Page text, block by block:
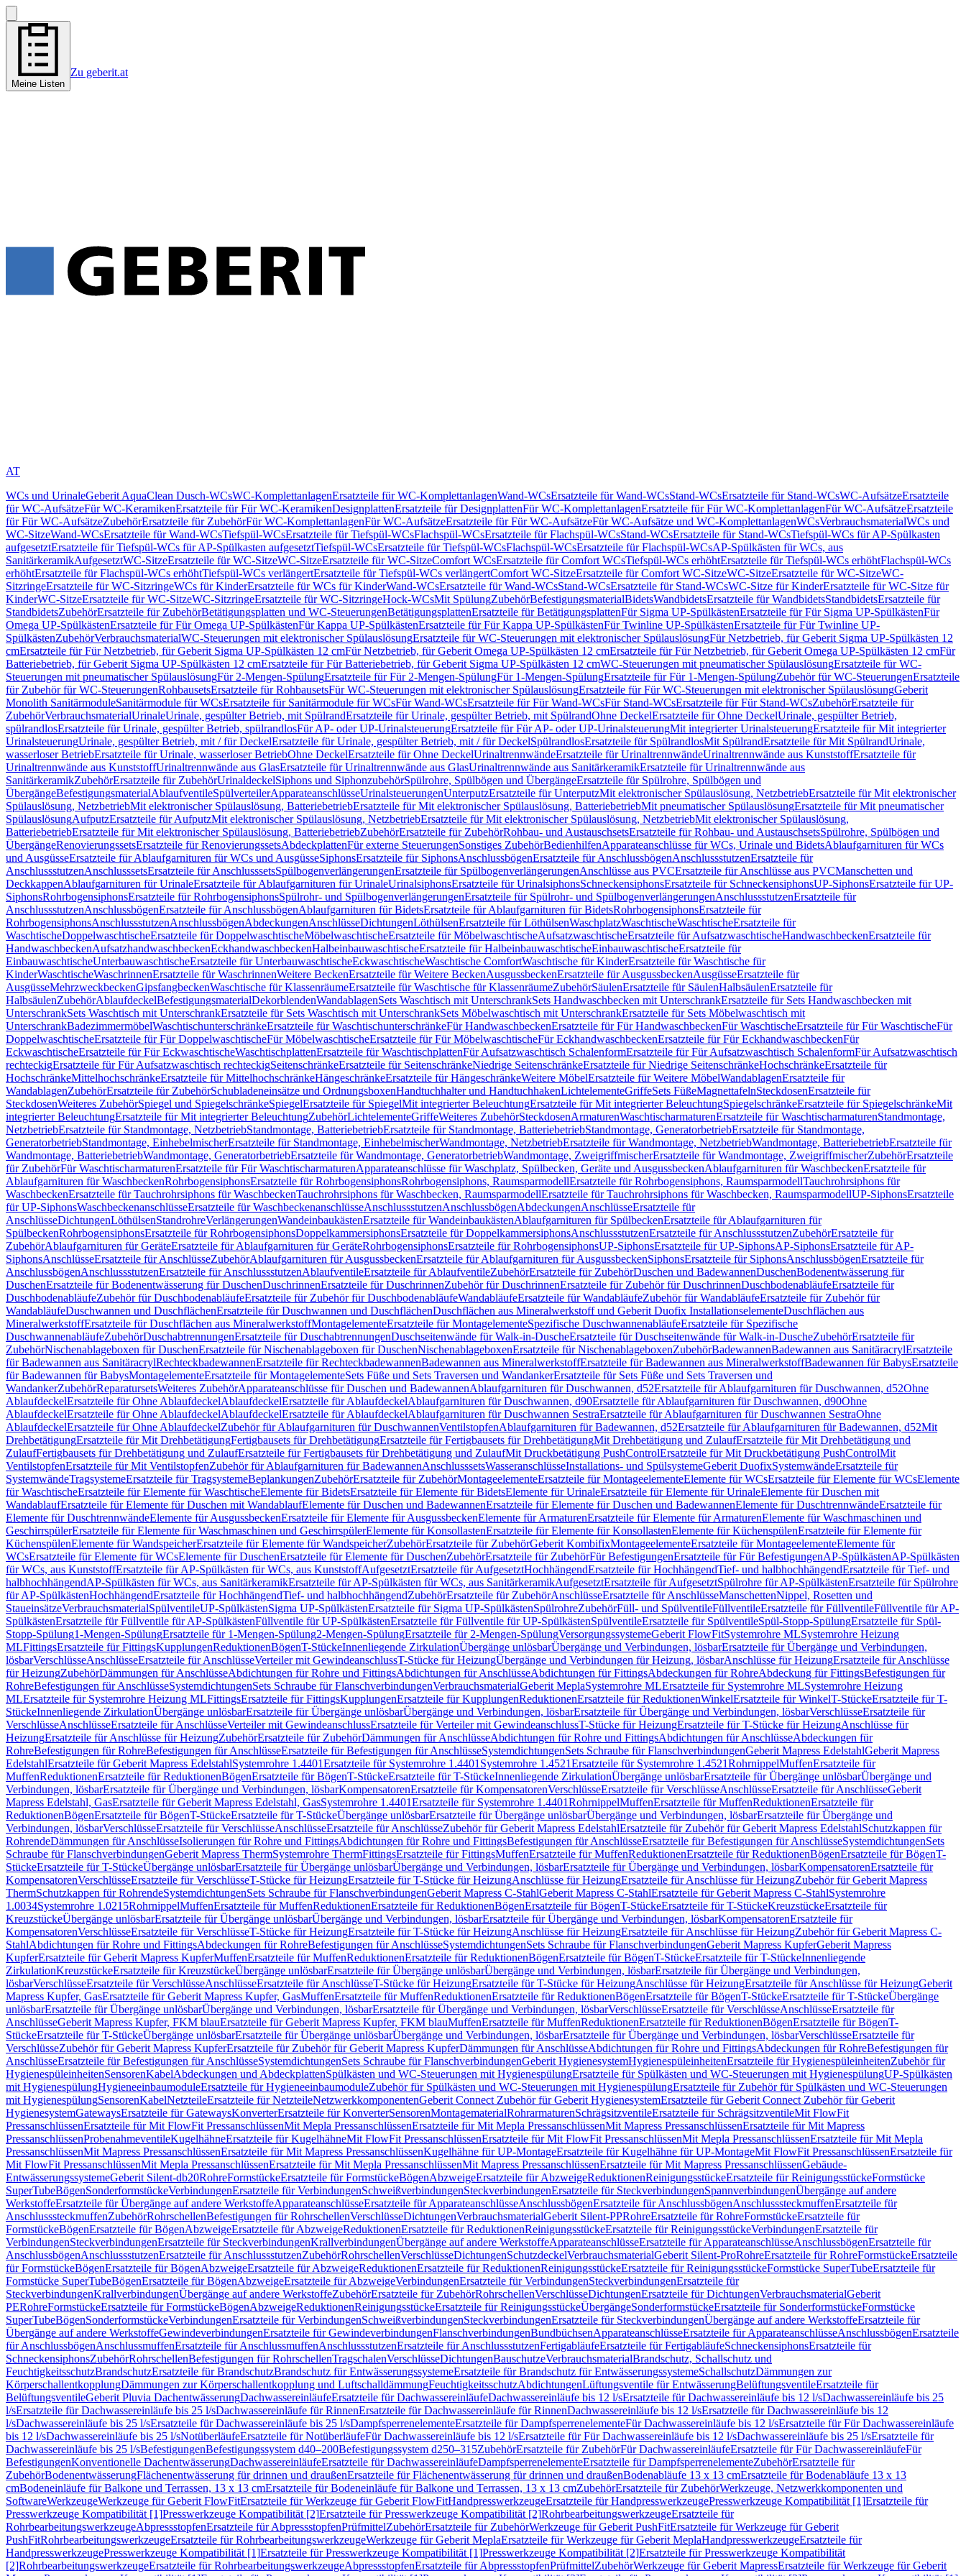
Meine Listen
Zu geberit.at
AT
WCs und UrinaleGeberit AquaClean Dusch-WCsWC-KomplettanlagenErsatzteile für WC-KomplettanlagenWand-WCsErsatzteile für Wand-WCsStand-WCsErsatzteile für Stand-WCsWC-AufsätzeErsatzteile
für WC-AufsätzeFür WC-KeramikenErsatzteile für Für WC-KeramikenDesignplattenErsatzteile für DesignplattenFür WC-KomplettanlagenErsatzteile für Für WC-KomplettanlagenFür WC-AufsätzeErsatzteile
für Für WC-AufsätzeZubehörErsatzteile für ZubehörFür WC-KomplettanlagenFür WC-AufsätzeErsatzteile für Für WC-AufsätzeFür WC-Aufsätze und WC-KomplettanlagenWCsVerbrauchsmaterialWCs und
WC-SitzeWand-WCsErsatzteile für Wand-WCsTiefspül-WCsErsatzteile für Tiefspül-WCsFlachspül-WCsErsatzteile für Flachspül-WCsStand-WCsErsatzteile für Stand-WCsTiefspül-WCs für AP-Spülkasten
aufgesetztErsatzteile für Tiefspül-WCs für AP-Spülkasten aufgesetztTiefspül-WCsErsatzteile für Tiefspül-WCsFlachspül-WCsErsatzteile für Flachspül-WCsAP-Spülkästen für WCs, aus
SanitärkeramikAufgesetztWC-SitzeErsatzteile für WC-SitzeWC-SitzeErsatzteile für WC-SitzeComfort WCsErsatzteile für Comfort WCsTiefspül-WCs erhöhtErsatzteile für Tiefspül-WCs erhöhtFlachspül-WCs
erhöhtErsatzteile für Flachspül-WCs erhöhtTiefspül-WCs verlängertErsatzteile für Tiefspül-WCs verlängertComfort WC-SitzeErsatzteile für Comfort WC-SitzeWC-SitzeErsatzteile für WC-SitzeWC-
SitzringeErsatzteile für WC-SitzringeWCs für KinderErsatzteile für WCs für KinderWand-WCsErsatzteile für Wand-WCsStand-WCsErsatzteile für Stand-WCsWC-Sitze für KinderErsatzteile für WC-Sitze für
KinderWC-SitzeErsatzteile für WC-SitzeWC-SitzringeErsatzteile für WC-SitzringeHock-WCsMit SpülungZubehörBefestigungsmaterialBidetsWandbidetsErsatzteile für WandbidetsStandbidetsErsatzteile für
StandbidetsZubehörErsatzteile für ZubehörBetätigungsplatten und WC-SteuerungenBetätigungsplattenErsatzteile für BetätigungsplattenFür Sigma UP-SpülkästenErsatzteile für Für Sigma UP-SpülkästenFür
Omega UP-SpülkästenErsatzteile für Für Omega UP-SpülkästenFür Kappa UP-SpülkästenErsatzteile für Für Kappa UP-SpülkästenFür Twinline UP-SpülkästenErsatzteile für Für Twinline UP-
SpülkästenZubehörVerbrauchsmaterialWC-Steuerungen mit elektronischer SpülauslösungErsatzteile für WC-Steuerungen mit elektronischer SpülauslösungFür Netzbetrieb, für Geberit Sigma UP-Spülkästen 12
cmErsatzteile für Für Netzbetrieb, für Geberit Sigma UP-Spülkästen 12 cmFür Netzbetrieb, für Geberit Omega UP-Spülkästen 12 cmErsatzteile für Für Netzbetrieb, für Geberit Omega UP-Spülkästen 12 cmFür
Batteriebetrieb, für Geberit Sigma UP-Spülkästen 12 cmErsatzteile für Für Batteriebetrieb, für Geberit Sigma UP-Spülkästen 12 cmWC-Steuerungen mit pneumatischer SpülauslösungErsatzteile für WC-
Steuerungen mit pneumatischer SpülauslösungFür 2-Mengen-SpülungErsatzteile für Für 2-Mengen-SpülungFür 1-Mengen-SpülungErsatzteile für Für 1-Mengen-SpülungZubehör für WC-SteuerungenErsatzteile
für Zubehör für WC-SteuerungenRohbausetsErsatzteile für RohbausetsFür WC-Steuerungen mit elektronischer SpülauslösungErsatzteile für Für WC-Steuerungen mit elektronischer SpülauslösungGeberit
Monolith SanitärmoduleSanitärmodule für WCsErsatzteile für Sanitärmodule für WCsFür Wand-WCsErsatzteile für Für Wand-WCsFür Stand-WCsErsatzteile für Für Stand-WCsZubehörErsatzteile für
ZubehörVerbrauchsmaterialUrinaleUrinale, gespülter Betrieb, mit SpülrandErsatzteile für Urinale, gespülter Betrieb, mit SpülrandOhne DeckelErsatzteile für Ohne DeckelUrinale, gespülter Betrieb,
spülrandlosErsatzteile für Urinale, gespülter Betrieb, spülrandlosFür AP- oder UP-UrinalsteuerungErsatzteile für Für AP- oder UP-UrinalsteuerungMit integrierter UrinalsteuerungErsatzteile für Mit integrierter
UrinalsteuerungUrinale, gespülter Betrieb, mit / für DeckelErsatzteile für Urinale, gespülter Betrieb, mit / für DeckelSpülrandlosErsatzteile für SpülrandlosMit SpülrandErsatzteile für Mit SpülrandUrinale,
wasserloser BetriebErsatzteile für Urinale, wasserloser BetriebOhne DeckelErsatzteile für Ohne DeckelUrinaltrennwändeErsatzteile für UrinaltrennwändeUrinaltrennwände aus KunststoffErsatzteile für
Urinaltrennwände aus KunststoffUrinaltrennwände aus GlasErsatzteile für Urinaltrennwände aus GlasUrinaltrennwände aus SanitärkeramikErsatzteile für Urinaltrennwände aus
SanitärkeramikZubehörErsatzteile für ZubehörUrinaldeckelSiphons und SiphonzubehörSpülrohre, Spülbögen und ÜbergängeErsatzteile für Spülrohre, Spülbögen und
ÜbergängeBefestigungsmaterialAblaufventileSpülverteilerApparateanschlüsseUrinalsteuerungenUnterputzErsatzteile für UnterputzMit elektronischer Spülauslösung, NetzbetriebErsatzteile für Mit elektronischer
Spülauslösung, NetzbetriebMit elektronischer Spülauslösung, BatteriebetriebErsatzteile für Mit elektronischer Spülauslösung, BatteriebetriebMit pneumatischer SpülauslösungErsatzteile für Mit pneumatischer
SpülauslösungAufputzErsatzteile für AufputzMit elektronischer Spülauslösung, NetzbetriebErsatzteile für Mit elektronischer Spülauslösung, NetzbetriebMit elektronischer Spülauslösung,
BatteriebetriebErsatzteile für Mit elektronischer Spülauslösung, BatteriebetriebZubehörErsatzteile für ZubehörRohbau- und AustauschsetsErsatzteile für Rohbau- und AustauschsetsSpülrohre, Spülbögen und
ÜbergängeRenovierungssetsErsatzteile für RenovierungssetsAbdeckplattenFür externe SteuerungenSonstiges ZubehörBedienhilfenApparateanschlüsse für WCs, Urinale und BidetsAblaufgarnituren für WCs
und AusgüsseErsatzteile für Ablaufgarnituren für WCs und AusgüsseSiphonsErsatzteile für SiphonsAnschlussbögenErsatzteile für AnschlussbögenAnschlussstutzenErsatzteile für
AnschlussstutzenAnschlusssetsErsatzteile für AnschlusssetsSpülbogenverlängerungenErsatzteile für SpülbogenverlängerungenAnschlüsse aus PVCErsatzteile für Anschlüsse aus PVCManschetten und
DeckkappenAblaufgarnituren für UrinaleErsatzteile für Ablaufgarnituren für UrinaleUrinalsiphonsErsatzteile für UrinalsiphonsSchneckensiphonsErsatzteile für SchneckensiphonsUP-SiphonsErsatzteile für UP-
SiphonsRohrbogensiphonsErsatzteile für RohrbogensiphonsSpülrohr- und SpülbogenverlängerungenErsatzteile für Spülrohr- und SpülbogenverlängerungenAnschlussstutzenErsatzteile für
AnschlussstutzenAnschlussbögenErsatzteile für AnschlussbögenAblaufgarnituren für BidetsErsatzteile für Ablaufgarnituren für BidetsRohrbogensiphonsErsatzteile für
RohrbogensiphonsAnschlussstutzenAnschlussbögenAbdeckungenAnschlüsseDichtungenLöthülsenErsatzteile für LöthülsenWaschplatzWaschtischeWaschtischeErsatzteile für
WaschtischeDoppelwaschtischeErsatzteile für DoppelwaschtischeMöbelwaschtischeErsatzteile für MöbelwaschtischeAufsatzwaschtischeErsatzteile für AufsatzwaschtischeHandwaschbeckenErsatzteile für
HandwaschbeckenAufsatzhandwaschbeckenEckhandwaschbeckenHalbeinbauwaschtischeErsatzteile für HalbeinbauwaschtischeEinbauwaschtischeErsatzteile für
EinbauwaschtischeUnterbauwaschtischeErsatzteile für UnterbauwaschtischeEckwaschtischeWaschtische ComfortWaschtische für KinderErsatzteile für Waschtische für
KinderWaschtischeWaschrinnenErsatzteile für WaschrinnenWeitere BeckenErsatzteile für Weitere BeckenAusgussbeckenErsatzteile für AusgussbeckenAusgüsseErsatzteile für
AusgüsseMehrzweckbeckenGipsfangbeckenWaschtische für KlassenräumeErsatzteile für Waschtische für KlassenräumeZubehörSäulenErsatzteile für SäulenHalbsäulenErsatzteile für
HalbsäulenZubehörAblaufdeckelBefestigungsmaterialDekorblendenWandablagenSets Waschtisch mit UnterschrankSets Handwaschbecken mit UnterschrankErsatzteile für Sets Handwaschbecken mit
UnterschrankSets Waschtisch mit UnterschrankErsatzteile für Sets Waschtisch mit UnterschrankSets Möbelwaschtisch mit UnterschrankErsatzteile für Sets Möbelwaschtisch mit
UnterschrankBadezimmermöbelWaschtischunterschränkeErsatzteile für WaschtischunterschränkeFür HandwaschbeckenErsatzteile für Für HandwaschbeckenFür WaschtischeErsatzteile für Für WaschtischeFür
DoppelwaschtischeErsatzteile für Für DoppelwaschtischeFür MöbelwaschtischeErsatzteile für Für MöbelwaschtischeFür EckhandwaschbeckenErsatzteile für Für EckhandwaschbeckenFür
EckwaschtischeErsatzteile für Für EckwaschtischeWaschtischplattenErsatzteile für WaschtischplattenFür Aufsatzwaschtisch SchalenformErsatzteile für Für Aufsatzwaschtisch SchalenformFür Aufsatzwaschtisch
rechteckigErsatzteile für Für Aufsatzwaschtisch rechteckigSeitenschränkeErsatzteile für SeitenschränkeNiedrige SeitenschränkeErsatzteile für Niedrige SeitenschränkeHochschränkeErsatzteile für
HochschränkeMittelhochschränkeErsatzteile für MittelhochschränkeHängeschränkeErsatzteile für HängeschränkeWeitere MöbelErsatzteile für Weitere MöbelWandablagenErsatzteile für
WandablagenZubehörErsatzteile für ZubehörSchubladeneinsätze und OrdnungsboxenHandtuchhalter und HandtuchhakenLichtelementeGriffeSets FüßeMagnettafelnSteckdosenErsatzteile für
SteckdosenWeiteres ZubehörSpiegel und SpiegelschränkeSpiegelErsatzteile für SpiegelMit integrierter BeleuchtungErsatzteile für Mit integrierter BeleuchtungSpiegelschränkeErsatzteile für SpiegelschränkeMit
integrierter BeleuchtungErsatzteile für Mit integrierter BeleuchtungZubehörLichtelementeGriffeWeiteres ZubehörSteckdosenArmaturenWaschtischarmaturenErsatzteile für WaschtischarmaturenStandmontage,
NetzbetriebErsatzteile für Standmontage, NetzbetriebStandmontage, BatteriebetriebErsatzteile für Standmontage, BatteriebetriebStandmontage, GeneratorbetriebErsatzteile für Standmontage,
GeneratorbetriebStandmontage, EinhebelmischerErsatzteile für Standmontage, EinhebelmischerWandmontage, NetzbetriebErsatzteile für Wandmontage, NetzbetriebWandmontage, BatteriebetriebErsatzteile für
Wandmontage, BatteriebetriebWandmontage, GeneratorbetriebErsatzteile für Wandmontage, GeneratorbetriebWandmontage, ZweigriffmischerErsatzteile für Wandmontage, ZweigriffmischerZubehörErsatzteile
für ZubehörFür WaschtischarmaturenErsatzteile für Für WaschtischarmaturenApparateanschlüsse für Waschplatz, Spülbecken, Geräte und AusgussbeckenAblaufgarnituren für WaschbeckenErsatzteile für
Ablaufgarnituren für WaschbeckenRohrbogensiphonsErsatzteile für RohrbogensiphonsRohrbogensiphons, RaumsparmodellErsatzteile für Rohrbogensiphons, RaumsparmodellTauchrohrsiphons für
WaschbeckenErsatzteile für Tauchrohrsiphons für WaschbeckenTauchrohrsiphons für Waschbecken, RaumsparmodellErsatzteile für Tauchrohrsiphons für Waschbecken, RaumsparmodellUP-SiphonsErsatzteile
für UP-SiphonsWaschbeckenanschlüsseErsatzteile für WaschbeckenanschlüsseAnschlussstutzenAnschlussbögenAbdeckungenAnschlüsseErsatzteile für
AnschlüsseDichtungenLöthülsenStandrohreVerlängerungenWandeinbaukästenErsatzteile für WandeinbaukästenAblaufgarnituren für SpülbeckenErsatzteile für Ablaufgarnituren für
SpülbeckenRohrbogensiphonsErsatzteile für RohrbogensiphonsDoppelkammersiphonsErsatzteile für DoppelkammersiphonsAnschlussstutzenErsatzteile für AnschlussstutzenZubehörErsatzteile für
ZubehörAblaufgarnituren für GeräteErsatzteile für Ablaufgarnituren für GeräteRohrbogensiphonsErsatzteile für RohrbogensiphonsUP-SiphonsErsatzteile für UP-SiphonsAP-SiphonsErsatzteile für AP-
SiphonsAnschlüsseErsatzteile für AnschlüsseZubehörAblaufgarnituren für AusgussbeckenErsatzteile für Ablaufgarnituren für AusgussbeckenSiphonsErsatzteile für SiphonsAnschlussbögenErsatzteile für
AnschlussbögenAnschlussstutzenErsatzteile für AnschlussstutzenAblaufventileErsatzteile für AblaufventileZubehörErsatzteile für ZubehörDuschen und BadewannenDuschenBodenentwässerung für
DuschenErsatzteile für Bodenentwässerung für DuschenDuschrinnenErsatzteile für DuschrinnenZubehör für DuschrinnenErsatzteile für Zubehör für DuschrinnenDuschbodenabläufeErsatzteile für
DuschbodenabläufeZubehör für DuschbodenabläufeErsatzteile für Zubehör für DuschbodenabläufeWandabläufeErsatzteile für WandabläufeZubehör für WandabläufeErsatzteile für Zubehör für
WandabläufeDuschwannen und DuschflächenErsatzteile für Duschwannen und DuschflächenDuschflächen aus Mineralwerkstoff und Geberit Duofix InstallationselementeDuschflächen aus
MineralwerkstoffErsatzteile für Duschflächen aus MineralwerkstoffMontagelementeErsatzteile für MontagelementeSpezifische DuschwannenabläufeErsatzteile für Spezifische
DuschwannenabläufeZubehörDuschabtrennungenErsatzteile für DuschabtrennungenDuschseitenwände für Walk-in-DuscheErsatzteile für Duschseitenwände für Walk-in-DuscheZubehörErsatzteile für
ZubehörNischenablageboxen für DuschenErsatzteile für Nischenablageboxen für DuschenNischenablageboxenErsatzteile für NischenablageboxenZubehörBadewannenBadewannen aus SanitäracrylErsatzteile
für Badewannen aus SanitäracrylRechteckbadewannenErsatzteile für RechteckbadewannenBadewannen aus MineralwerkstoffErsatzteile für Badewannen aus MineralwerkstoffBadewannen für BabysErsatzteile
für Badewannen für BabysMontagelementeErsatzteile für MontagelementeSets Füße und Sets Traversen und WandankerErsatzteile für Sets Füße und Sets Traversen und
WandankerZubehörReparatursetsWeiteres ZubehörApparateanschlüsse für Duschen und BadewannenAblaufgarnituren für Duschwannen, d52Ersatzteile für Ablaufgarnituren für Duschwannen, d52Ohne
AblaufdeckelErsatzteile für Ohne AblaufdeckelAblaufdeckelErsatzteile für AblaufdeckelAblaufgarnituren für Duschwannen, d90Ersatzteile für Ablaufgarnituren für Duschwannen, d90Ohne
AblaufdeckelErsatzteile für Ohne AblaufdeckelAblaufdeckelErsatzteile für AblaufdeckelAblaufgarnituren für Duschwannen SestraErsatzteile für Ablaufgarnituren für Duschwannen SestraOhne
AblaufdeckelErsatzteile für Ohne AblaufdeckelZubehör für Ablaufgarnituren für DuschwannenVentilstopfenAblaufgarnituren für Badewannen, d52Ersatzteile für Ablaufgarnituren für Badewannen, d52Mit
DrehbetätigungErsatzteile für Mit DrehbetätigungFertigbausets für DrehbetätigungErsatzteile für Fertigbausets für DrehbetätigungMit Drehbetätigung und ZulaufErsatzteile für Mit Drehbetätigung und
ZulaufFertigbausets für Drehbetätigung und ZulaufErsatzteile für Fertigbausets für Drehbetätigung und ZulaufMit Druckbetätigung PushControlErsatzteile für Mit Druckbetätigung PushControlMit
VentilstopfenErsatzteile für Mit VentilstopfenZubehör für Ablaufgarnituren für BadewannenAnschlusssetsWasseranschlüsseInstallations- und SpülsystemeGeberit DuofixSystemwändeErsatzteile für
SystemwändeTragsystemeErsatzteile für TragsystemeBeplankungenZubehörErsatzteile für ZubehörMontageelementeErsatzteile für MontageelementeElemente für WCsErsatzteile für Elemente für WCsElemente
für WaschtischeErsatzteile für Elemente für WaschtischeElemente für BidetsErsatzteile für Elemente für BidetsElemente für UrinaleErsatzteile für Elemente für UrinaleElemente für Duschen mit
WandablaufErsatzteile für Elemente für Duschen mit WandablaufElemente für Duschen und BadewannenErsatzteile für Elemente für Duschen und BadewannenElemente für DuschtrennwändeErsatzteile für
Elemente für DuschtrennwändeElemente für AusgussbeckenErsatzteile für Elemente für AusgussbeckenElemente für ArmaturenErsatzteile für Elemente für ArmaturenElemente für Waschmaschinen und
GeschirrspülerErsatzteile für Elemente für Waschmaschinen und GeschirrspülerElemente für KonsollastenErsatzteile für Elemente für KonsollastenElemente für KüchenspülenErsatzteile für Elemente für
KüchenspülenElemente für WandspeicherErsatzteile für Elemente für WandspeicherZubehörErsatzteile für ZubehörGeberit KombifixMontageelementeErsatzteile für MontageelementeElemente für
WCsErsatzteile für Elemente für WCsElemente für DuschenErsatzteile für Elemente für DuschenZubehörErsatzteile für ZubehörFür BefestigungenErsatzteile für Für BefestigungenAP-SpülkästenAP-Spülkästen
für WCs, aus KunststoffErsatzteile für AP-Spülkästen für WCs, aus KunststoffAufgesetztErsatzteile für AufgesetztHochhängendErsatzteile für HochhängendTief- und halbhochhängendErsatzteile für Tief- und
halbhochhängendAP-Spülkästen für WCs, aus SanitärkeramikErsatzteile für AP-Spülkästen für WCs, aus SanitärkeramikAufgesetztErsatzteile für AufgesetztSpülrohre für AP-SpülkästenErsatzteile für Spülrohre
für AP-SpülkästenHochhängendErsatzteile für HochhängendTief- und halbhochhängendZubehörErsatzteile für ZubehörAnschlüsseErsatzteile für AnschlüsseManschettenNippel, Rosetten und
StaueinsätzeVerbrauchsmaterialSpülventileUP-SpülkästenSigma UP-SpülkästenErsatzteile für Sigma UP-SpülkästenSpülrohreZubehörFüll- und SpülventileFüllventileErsatzteile für FüllventileFüllventile für AP-
SpülkästenErsatzteile für Füllventile für AP-SpülkästenFüllventile für UP-SpülkästenErsatzteile für Füllventile für UP-SpülkästenSpülventileErsatzteile für SpülventileSpül-Stopp-SpülungErsatzteile für Spül-
Stopp-Spülung1-Mengen-SpülungErsatzteile für 1-Mengen-Spülung2-Mengen-SpülungErsatzteile für 2-Mengen-SpülungVersorgungssystemeGeberit FlowFitSystemrohre MLSystemrohre Heizung
MLFittingsErsatzteile für FittingsKupplungenReduktionenBögenT-StückeInnenliegende ZirkulationÜbergänge unlösbarÜbergänge und Verbindungen, lösbarErsatzteile für Übergänge und Verbindungen,
lösbarVerschlüsseAnschlüsseErsatzteile für AnschlüsseVerteiler mit GewindeanschlussT-Stücke für HeizungÜbergänge und Verbindungen für Heizung, lösbarAnschlüsse für HeizungErsatzteile für Anschlüsse
für HeizungZubehörDämmungen für AnschlüsseAbdichtungen für Rohre und FittingsAbdichtungen für AnschlüsseAbdichtungen für FittingsAbdeckungen für RohreAbdeckung für FittingsBefestigungen für
RohreBefestigungen für AnschlüsseSystemdichtungenSets Schraube für FlanschverbindungenVerbrauchsmaterialGeberit MeplaSystemrohre MLErsatzteile für Systemrohre MLSystemrohre Heizung
MLErsatzteile für Systemrohre Heizung MLFittingsErsatzteile für FittingsKupplungenErsatzteile für KupplungenReduktionenErsatzteile für ReduktionenWinkelErsatzteile für WinkelT-StückeErsatzteile für T-
StückeInnenliegende ZirkulationÜbergänge unlösbarErsatzteile für Übergänge unlösbarÜbergänge und Verbindungen, lösbarErsatzteile für Übergänge und Verbindungen, lösbarVerschlüsseErsatzteile für
VerschlüsseAnschlüsseErsatzteile für AnschlüsseVerteiler mit GewindeanschlussErsatzteile für Verteiler mit GewindeanschlussT-Stücke für HeizungErsatzteile für T-Stücke für HeizungAnschlüsse für
HeizungErsatzteile für Anschlüsse für HeizungZubehörErsatzteile für ZubehörDämmungen für AnschlüsseAbdichtungen für Rohre und FittingsAbdichtungen für AnschlüsseAbdeckungen für
RohreBefestigungen für RohreBefestigungen für AnschlüsseErsatzteile für Befestigungen für AnschlüsseSystemdichtungenSets Schraube für FlanschverbindungenGeberit Mapress EdelstahlGeberit Mapress
EdelstahlErsatzteile für Geberit Mapress EdelstahlSystemrohre 1.4401Ersatzteile für Systemrohre 1.4401 Systemrohre 1.4521Ersatzteile für Systemrohre 1.4521RohrnippelMuffenErsatzteile für
MuffenReduktionenErsatzteile für ReduktionenBögenErsatzteile für BögenT-StückeErsatzteile für T-StückeInnenliegende ZirkulationÜbergänge unlösbarErsatzteile für Übergänge unlösbarÜbergänge und
Verbindungen, lösbarErsatzteile für Übergänge und Verbindungen, lösbarKompensatorenErsatzteile für KompensatorenVerschlüsseErsatzteile für VerschlüsseAnschlüsseErsatzteile für AnschlüsseGeberit
Mapress Edelstahl, GasErsatzteile für Geberit Mapress Edelstahl, GasSystemrohre 1.4401Ersatzteile für Systemrohre 1.4401RohrnippelMuffenErsatzteile für MuffenReduktionenErsatzteile für
ReduktionenBögenErsatzteile für BögenT-StückeErsatzteile für T-StückeÜbergänge unlösbarErsatzteile für Übergänge unlösbarÜbergänge und Verbindungen, lösbarErsatzteile für Übergänge und
Verbindungen, lösbarVerschlüsseErsatzteile für VerschlüsseAnschlüsseErsatzteile für AnschlüsseZubehör für Geberit Mapress EdelstahlErsatzteile für Zubehör für Geberit Mapress EdelstahlSchutzkappen für
RohrendeDämmungen für AnschlüsseIsolierungen für Rohre und FittingsAbdichtungen für Rohre und FittingsBefestigungen für AnschlüsseErsatzteile für Befestigungen für AnschlüsseSystemdichtungenSets
Schraube für FlanschverbindungenGeberit Mapress ThermSystemrohre ThermFittingsErsatzteile für FittingsMuffenErsatzteile für MuffenReduktionenErsatzteile für ReduktionenBögenErsatzteile für BögenT-
StückeErsatzteile für T-StückeÜbergänge unlösbarErsatzteile für Übergänge unlösbarÜbergänge und Verbindungen, lösbarErsatzteile für Übergänge und Verbindungen, lösbarKompensatorenErsatzteile für
KompensatorenVerschlüsseErsatzteile für VerschlüsseT-Stücke für HeizungErsatzteile für T-Stücke für HeizungAnschlüsse für HeizungErsatzteile für Anschlüsse für HeizungZubehör für Geberit Mapress
ThermSchutzkappen für RohrendeSystemdichtungenSets Schraube für FlanschverbindungenGeberit Mapress C-StahlGeberit Mapress C-StahlErsatzteile für Geberit Mapress C-StahlSystemrohre
1.0034Systemrohre 1.0215RohrnippelMuffenErsatzteile für MuffenReduktionenErsatzteile für ReduktionenBögenErsatzteile für BögenT-StückeErsatzteile für T-StückeKreuzstückeErsatzteile für
KreuzstückeÜbergänge unlösbarErsatzteile für Übergänge unlösbarÜbergänge und Verbindungen, lösbarErsatzteile für Übergänge und Verbindungen, lösbarKompensatorenErsatzteile für
KompensatorenVerschlüsseErsatzteile für VerschlüsseT-Stücke für HeizungErsatzteile für T-Stücke für HeizungAnschlüsse für HeizungErsatzteile für Anschlüsse für HeizungZubehör für Geberit Mapress C-
StahlAbdichtungen für Rohre und FittingsAbdeckungen für RohreBefestigungen für AnschlüsseSystemdichtungenSets Schraube für FlanschverbindungenGeberit Mapress KupferGeberit Mapress
KupferErsatzteile für Geberit Mapress KupferMuffenErsatzteile für MuffenReduktionenErsatzteile für ReduktionenBögenErsatzteile für BögenT-StückeErsatzteile für T-StückeInnenliegende
ZirkulationKreuzstückeErsatzteile für KreuzstückeÜbergänge unlösbarErsatzteile für Übergänge unlösbarÜbergänge und Verbindungen, lösbarErsatzteile für Übergänge und Verbindungen,
lösbarVerschlüsseErsatzteile für VerschlüsseAnschlüsseErsatzteile für AnschlüsseT-Stücke für HeizungErsatzteile für T-Stücke für HeizungAnschlüsse für HeizungErsatzteile für Anschlüsse für HeizungGeberit
Mapress Kupfer, GasErsatzteile für Geberit Mapress Kupfer, GasMuffenErsatzteile für MuffenReduktionenErsatzteile für ReduktionenBögenErsatzteile für BögenT-StückeErsatzteile für T-StückeÜbergänge
unlösbarErsatzteile für Übergänge unlösbarÜbergänge und Verbindungen, lösbarErsatzteile für Übergänge und Verbindungen, lösbarVerschlüsseErsatzteile für VerschlüsseAnschlüsseErsatzteile für
AnschlüsseGeberit Mapress Kupfer, FKM blauErsatzteile für Geberit Mapress Kupfer, FKM blauMuffenErsatzteile für MuffenReduktionenErsatzteile für ReduktionenBögenErsatzteile für BögenT-
StückeErsatzteile für T-StückeÜbergänge unlösbarErsatzteile für Übergänge unlösbarÜbergänge und Verbindungen, lösbarErsatzteile für Übergänge und Verbindungen, lösbarVerschlüsseErsatzteile für
VerschlüsseZubehör für Geberit Mapress KupferErsatzteile für Zubehör für Geberit Mapress KupferDämmungen für AnschlüsseAbdichtungen für Rohre und FittingsAbdeckungen für RohreBefestigungen für
AnschlüsseErsatzteile für Befestigungen für AnschlüsseSystemdichtungenSets Schraube für FlanschverbindungenGeberit HygienesystemHygienespüleinheitenErsatzteile für HygienespüleinheitenZubehör für
HygienespüleinheitenSensorenKabelAbdeckungen und AbdeckplattenSpülkästen und WC-Steuerungen mit HygienespülungErsatzteile für Spülkästen und WC-Steuerungen mit HygienespülungUP-Spülkästen
mit HygienespülungHygieneeinbaumoduleErsatzteile für HygieneeinbaumoduleZubehör für Spülkästen und WC-Steuerungen mit HygienespülungErsatzteile für Zubehör für Spülkästen und WC-Steuerungen
mit HygienespülungSensorenKabelNetzteileErsatzteile für NetzteileNetzwerkkomponentenGeberit Connect Zubehör für Geberit HygienesystemErsatzteile für Geberit Connect Zubehör für Geberit
HygienesystemGatewaysErsatzteile für GatewaysKonverterErsatzteile für KonverterSensorenMontagematerialRohrarmaturenSchrägsitzventileErsatzteile für SchrägsitzventileMit FlowFit
PressanschlüssenErsatzteile für Mit FlowFit PressanschlüssenMit Mepla PressanschlüssenErsatzteile für Mit Mepla PressanschlüssenMit Mapress PressanschlüssenErsatzteile für Mit Mapress
PressanschlüssenProbenahmeventileKugelhähneErsatzteile für KugelhähneMit FlowFit PressanschlüssenErsatzteile für Mit FlowFit PressanschlüssenMit Mepla PressanschlüssenErsatzteile für Mit Mepla
PressanschlüssenMit Mapress PressanschlüssenErsatzteile für Mit Mapress PressanschlüssenKugelhähne für UP-MontageErsatzteile für Kugelhähne für UP-MontageMit FlowFit PressanschlüssenErsatzteile für
Mit FlowFit PressanschlüssenMit Mepla PressanschlüssenErsatzteile für Mit Mepla PressanschlüssenMit Mapress PressanschlüssenErsatzteile für Mit Mapress PressanschlüssenGebäude-
EntwässerungssystemeGeberit Silent-db20RohreFormstückeErsatzteile für FormstückeBögenAbzweigeErsatzteile für AbzweigeReduktionenReinigungsstückeErsatzteile für ReinigungsstückeFormstücke
SuperTubeBögenSonderformstückeVerbindungenErsatzteile für VerbindungenSchweißverbindungenSteckverbindungenErsatzteile für SteckverbindungenSpannverbindungenÜbergänge auf andere
WerkstoffeErsatzteile für Übergänge auf andere WerkstoffeApparateanschlüsseErsatzteile für ApparateanschlüsseAnschlussbögenErsatzteile für AnschlussbögenAnschlusssteckmuffenErsatzteile für
AnschlusssteckmuffenZubehörRohrschellenBefestigungen für RohrschellenVerschlüsseDichtungenVerbrauchsmaterialGeberit Silent-PPRohreErsatzteile für RohreFormstückeErsatzteile für
FormstückeBögenErsatzteile für BögenAbzweigeErsatzteile für AbzweigeReduktionenErsatzteile für ReduktionenReinigungsstückeErsatzteile für ReinigungsstückeVerbindungenErsatzteile für
VerbindungenSteckverbindungenErsatzteile für SteckverbindungenKrallverbindungenÜbergänge auf andere WerkstoffeApparateanschlüsseErsatzteile für ApparateanschlüsseAnschlussbögenErsatzteile für
AnschlussbögenAnschlussstutzenErsatzteile für AnschlussstutzenZubehörRohrschellenVerschlüsseDichtungenSchutzdeckelVerbrauchsmaterialGeberit Silent-ProRohreErsatzteile für RohreFormstückeErsatzteile
für FormstückeBögenErsatzteile für BögenAbzweigeErsatzteile für AbzweigeReduktionenErsatzteile für ReduktionenReinigungsstückeErsatzteile für ReinigungsstückeFormstücke SuperTubeErsatzteile für
Formstücke SuperTubeBögenErsatzteile für BögenAbzweigeErsatzteile für AbzweigeVerbindungenErsatzteile für VerbindungenSteckverbindungenErsatzteile für
SteckverbindungenKrallverbindungenÜbergänge auf andere WerkstoffeZubehörErsatzteile für ZubehörRohrschellenVerschlüsseDichtungenErsatzteile für DichtungenVerbrauchsmaterialGeberit
PERohreFormstückeErsatzteile für FormstückeBögenAbzweigeReduktionenReinigungsstückeErsatzteile für ReinigungsstückeÜbergängeSonderformstückeErsatzteile für SonderformstückeFormstücke
SuperTubeBögenSonderformstückeVerbindungenErsatzteile für VerbindungenSchweißverbindungenSteckverbindungenErsatzteile für SteckverbindungenÜbergänge auf andere WerkstoffeErsatzteile für
Übergänge auf andere WerkstoffeGewindeverbindungenErsatzteile für GewindeverbindungenFlanschverbindungenBundbüchsenApparateanschlüsseErsatzteile für ApparateanschlüsseAnschlussbögenErsatzteile
für AnschlussbögenAnschlussmuffenErsatzteile für AnschlussmuffenAnschlussstutzenErsatzteile für AnschlussstutzenFertigabläufeErsatzteile für FertigabläufeSchneckensiphonsErsatzteile für
SchneckensiphonsZubehörRohrschellenBefestigungen für RohrschellenTragschalenVerschlüsseDichtungenBauschutzeVerbrauchsmaterialBrandschutz, Schallschutz und
FeuchtigkeitsschutzBrandschutzErsatzteile für BrandschutzBrandschutz für EntwässerungssystemeErsatzteile für Brandschutz für EntwässerungssystemeSchallschutzDämmungen zur
KörperschallentkopplungDämmungen zur Körperschallentkopplung und LuftschalldämmungFeuchtigkeitsschutzAbdichtungenLüftungsventile für EntwässerungBelüftungsventileErsatzteile für
BelüftungsventileGeberit Pluvia DachentwässerungDachwassereinläufeErsatzteile für DachwassereinläufeDachwassereinläufe bis 12 l/sErsatzteile für Dachwassereinläufe bis 12 l/sDachwassereinläufe bis 25
l/sErsatzteile für Dachwassereinläufe bis 25 l/sDachwassereinläufe für RinnenErsatzteile für Dachwassereinläufe für RinnenDachwassereinläufe bis 12 l/sErsatzteile für Dachwassereinläufe bis 12
l/sDachwassereinläufe bis 25 l/sErsatzteile für Dachwassereinläufe bis 25 l/sDampfsperrenelementeErsatzteile für DampfsperrenelementeFür Dachwassereinläufe bis 12 l/sErsatzteile für Für Dachwassereinläufe
bis 12 l/sDachwassereinläufe bis 25 l/sNotüberläufeErsatzteile für NotüberläufeFür Dachwassereinläufe bis 12 l/sErsatzteile für Für Dachwassereinläufe bis 12 l/sDachwassereinläufe bis 25 l/sErsatzteile für
Dachwassereinläufe bis 25 l/sBefestigungenBefestigungssystem d40–200Befestigungssystem d250–315ZubehörErsatzteile für ZubehörFür DachwassereinläufeErsatzteile für Für DachwassereinläufeFür
BefestigungenKonventionelle DachentwässerungDachwassereinläufeErsatzteile für DachwassereinläufeDampfsperrenelementeErsatzteile für DampfsperrenelementeZubehörErsatzteile für
ZubehörBodenentwässerungFlächenentwässerung für drinnen und draußenErsatzteile für Flächenentwässerung für drinnen und draußenBodenabläufe 13 x 13 cmErsatzteile für Bodenabläufe 13 x 13
cmBodeneinläufe für Balkone und Terrassen, 13 x 13 cmErsatzteile für Bodeneinläufe für Balkone und Terrassen, 13 x 13 cmZubehörErsatzteile für ZubehörWerkzeuge, Netzwerkkomponenten und
SoftwareWerkzeugeWerkzeuge für Geberit FlowFitErsatzteile für Werkzeuge für Geberit FlowFitHandpresswerkzeugeErsatzteile für HandpresswerkzeugePresswerkzeuge Kompatibilität [1]Ersatzteile für
Presswerkzeuge Kompatibilität [1]Presswerkzeuge Kompatibilität [2]Ersatzteile für Presswerkzeuge Kompatibilität [2]RohrbearbeitungswerkzeugeErsatzteile für
RohrbearbeitungswerkzeugeAbpressstopfenErsatzteile für AbpressstopfenPrüfmittelZubehörErsatzteile für ZubehörWerkzeuge für Geberit PushFitErsatzteile für Werkzeuge für Geberit
PushFitRohrbearbeitungswerkzeugeErsatzteile für RohrbearbeitungswerkzeugeWerkzeuge für Geberit MeplaErsatzteile für Werkzeuge für Geberit MeplaHandpresswerkzeugeErsatzteile für
HandpresswerkzeugePresswerkzeuge Kompatibilität [1]Ersatzteile für Presswerkzeuge Kompatibilität [1]Presswerkzeuge Kompatibilität [2]Ersatzteile für Presswerkzeuge Kompatibilität
[2]RohrbearbeitungswerkzeugeErsatzteile für RohrbearbeitungswerkzeugeAbpressstopfenErsatzteile für AbpressstopfenPrüfmittelZubehörWerkzeuge für Geberit MapressErsatzteile für Werkzeuge für Geberit